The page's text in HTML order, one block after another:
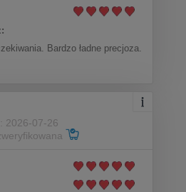
Bardzo ładne precjoza.
2026-07-26